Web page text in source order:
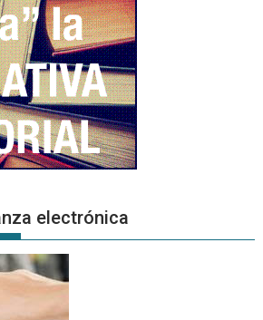
electrónica